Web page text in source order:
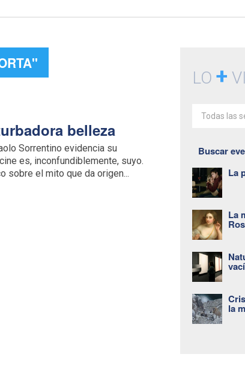
belleza
Sorrentino evidencia su
es, inconfundiblemente, suyo.
sobre el mito que da origen...
LO+
Todas las
Buscar
La
La
la